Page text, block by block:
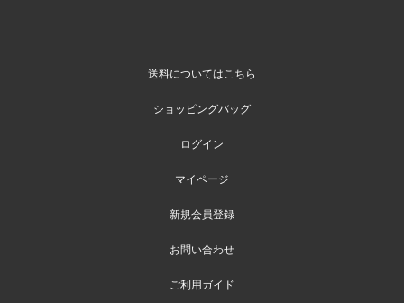
送料についてはこちら
ショッピングバッグ
ログイン
マイページ
新規会員登録
お問い合わせ
ご利用ガイド